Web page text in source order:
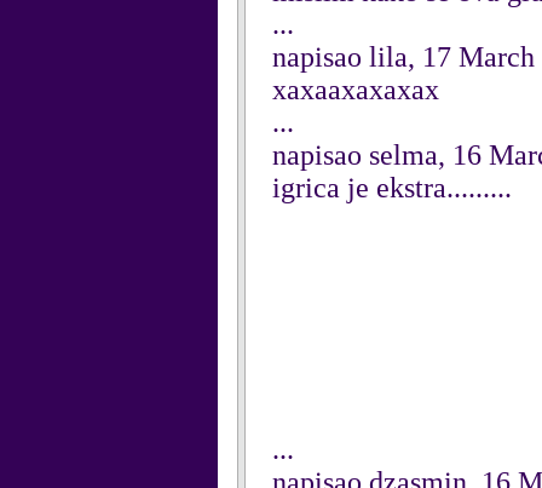
...
napisao lila, 17 March
xaxaaxaxaxax
...
napisao selma, 16
igrica je ekstra.........
...